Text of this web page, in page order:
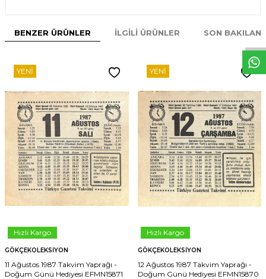
W
h
t
s
p
p
D
e
s
e
H
a
t
t
BENZER ÜRÜNLER İLGILI ÜRÜNLER SON
YENI
Hızlı Kargo
GÖKÇEKOLEKSIYON
11 Ağustos 1987 Takvim Yaprağı -
Doğum Günü Hediyesi EFMN15871
YENI
Hızlı Kargo
GÖKÇEKOLEKSIYON
12 Ağustos 1987 Takvim Yaprağı -
Doğum Günü Hediyesi EFMN15870